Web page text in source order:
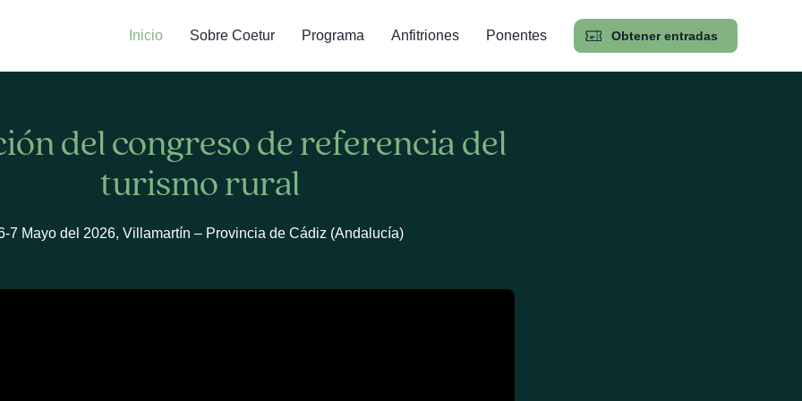
Inicio Sobre Coetur Programa Anfitriones Ponentes Obtener entradas
del congreso de referencia del
turismo rural
7 Mayo del 2026, Villamartín – Provincia de Cádiz (Andalucía)